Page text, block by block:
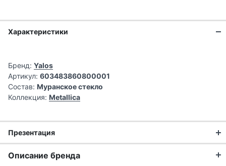
Характеристики
Бренд: Yalos
Артикул: 603483860800001
Состав: Муранское стекло
Коллекция: Metallica
Презентация
Описание бренда